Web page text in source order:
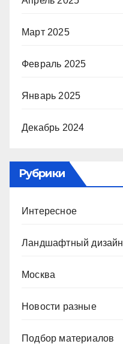
Март 2025
Февраль 2025
Январь 2025
Декабрь 2024
Рубрики
Интересное
Ландшафтный дизайн
Москва
Новости разные
Подбор материалов